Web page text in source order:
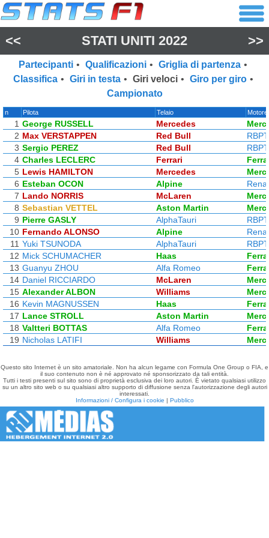
<< STATI UNITI 2022 >>
Partecipanti • Qualificazioni • Griglia di partenza •
Classifica • Giri in testa • Giri veloci • Giro per giro •
Campionato
n Pilota Telaio Motore
1 George RUSSELL Mercedes
2 Max VERSTAPPEN Red Bull
RBPT
3 Sergio PEREZ Red Bull
RBPT
4 Charles LECLERC Ferrari
5 Lewis HAMILTON Mercedes
6 Esteban OCON Alpine
7 Lando NORRIS McLaren
8 Sebastian VETTEL Aston Martin
9 Pierre GASLY AlphaTauri
RBPT
10 Fernando ALONSO Alpine
11 Yuki TSUNODA AlphaTauri
RBPT
12 Mick SCHUMACHER Haas
13 Guanyu ZHOU Alfa Romeo
14 Daniel RICCIARDO McLaren
15 Alexander ALBON Williams
16 Kevin MAGNUSSEN Haas
17 Lance STROLL Aston Martin
18 Valtteri BOTTAS Alfa Romeo
19 Nicholas LATIFI Williams
Questo sito Internet è un sito amatoriale. Non ha alcun legame con Formula One Group o FIA, e
il suo contenuto non è né approvato né sponsorizzato da tali entità.
Tutti i testi presenti sul sito sono di proprietà esclusiva dei loro autori. È vietato qualsiasi utilizzo
su un altro sito web o su qualsiasi altro supporto di diffusione senza l'autorizzazione degli autori
interessati.
Informazioni / Configura i cookie | Pubblico